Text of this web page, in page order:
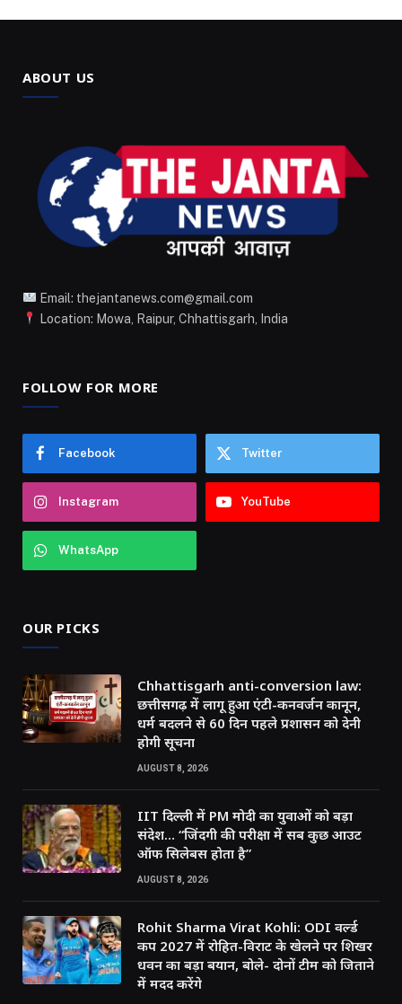
ABOUT US
Email: thejantanews.com@gmail.com
Location: Mowa, Raipur, Chhattisgarh, India
FOLLOW FOR MORE
Facebook Twitter
Instagram YouTube
WhatsApp
OUR PICKS
Chhattisgarh anti-conversion law:
छत्तीसगढ़ में लागू हुआ एंटी-कनवर्जन कानून,
धर्म बदलने से 60 दिन पहले प्रशासन को देनी
होगी सूचना
AUGUST 8, 2026
IIT दिल्ली में PM मोदी का युवाओं को बड़ा
संदेश… “जिंदगी की परीक्षा में सब कुछ आउट
ऑफ सिलेबस होता है”
AUGUST 8, 2026
Rohit Sharma Virat Kohli: ODI वर्ल्ड
कप 2027 में रोहित-विराट के खेलने पर शिखर
धवन का बड़ा बयान, बोले- दोनों टीम को जिताने
में मदद करेंगे